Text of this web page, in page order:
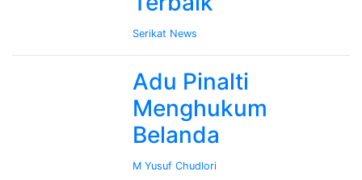
Serikat News
Adu Pinalti
Menghukum
Belanda
M Yusuf Chudlori